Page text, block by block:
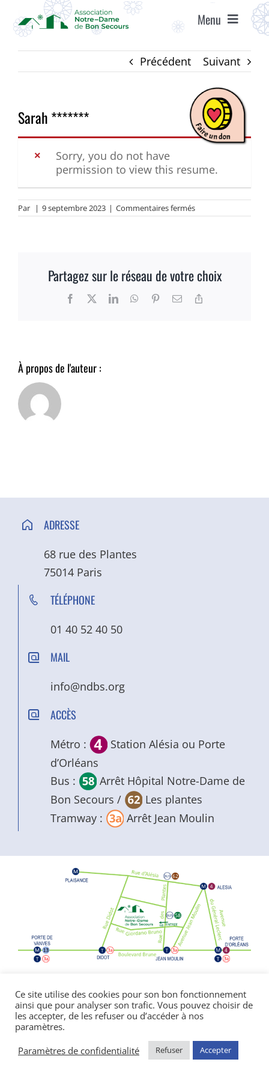
contenu
Menu
ACCUEIL
ÉTABLISSEMENTS
VIE ASSOCIATIVE
AGENDA
ACCÈS ET CONTACT
Précédent Suivant
Sarah *******
Sorry, you do not have
permission to view this resume.
Par | 9 septembre 2023 | Commentaires ferméssur
Sarah
Partagez sur le réseau de votre choix
Facebook LinkedInWhatsApp
PinterestEmail
À propos de l'auteur :
ADRESSE
68 rue des Plantes
75014 Paris
TÉLÉPHONE
01 40 52 40 50
MAIL
info@ndbs.org
ACCÈS
Métro :
Station Alésia ou Porte
d’Orléans
Bus :
Arrêt Hôpital Notre-Dame de
Bon Secours /
Les plantes
Tramway :
Arrêt Jean Moulin
Politique de confidentialité|Mentions
légales
© Copyright Notre Dame de Bon Secours
2026 | réalisé par l’
CDKIT
Ce site utilise des cookies pour son bon fonctionnement
ainsi que pour analyser son trafic. Vous pouvez choisir de
les accepter, de les refuser ou d’accéder à nos
paramètres.
Paramètres de confidentialité
Refuser Accepter